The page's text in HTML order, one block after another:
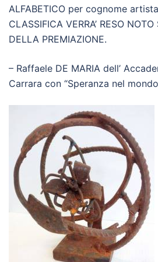
ALFABETICO per cognome artista
CLASSIFICA VERRA’ RESO
DELLA PREMIAZIONE.
– Raffaele DE MARIA dell’
Carrara con “Speranza nel